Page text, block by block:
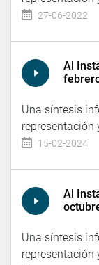
27-06-2022
Al
Una síntesis
representación
15-02-2024
Al
Una síntesis
representación